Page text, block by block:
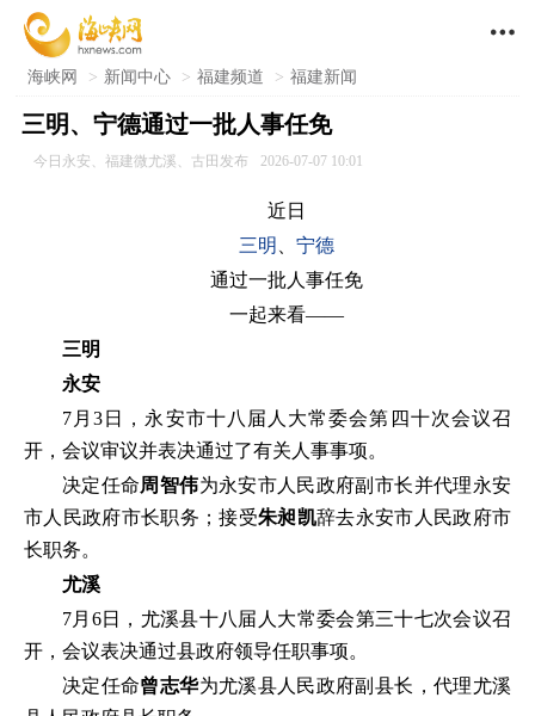

海峡网 > 新闻中心 > 福建频道 > 福建新闻
三明、宁德通过一批人事任免
今日永安、福建微尤溪、古田发布 2026-07-07 10:01
近日
三明
宁德
通过一批人事任免
一起来看——
三明
永安
7月3日，永安市十八届人大常委会第四十次会议召
开，会议审议并表决通过了有关人事事项。
决定任命周智伟为永安市人民政府副市长并代理永安
市人民政府市长职务；接受朱昶凯辞去永安市人民政府市
长职务。
尤溪
7月6日，尤溪县十八届人大常委会第三十七次会议召
开，会议表决通过县政府领导任职事项。
决定任命曾志华为尤溪县人民政府副县长，代理尤溪